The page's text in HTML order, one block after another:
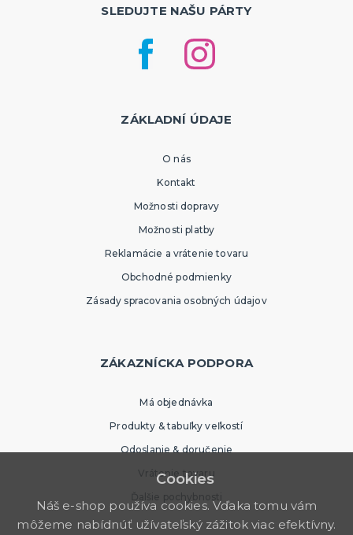
SLEDUJTE NAŠU PÁRTY
ZÁKLADNÍ ÚDAJE
O nás
Kontakt
Možnosti dopravy
Možnosti platby
Reklamácie a vrátenie tovaru
Obchodné podmienky
Zásady spracovania osobných údajov
ZÁKAZNÍCKA PODPORA
Má objednávka
Produkty & tabuľky veľkostí
Odoslanie & doručenie
Vrátenie tovaru
Ďalšie pochybnosti
Cookies
Náš e-shop používa cookies. Vďaka tomu vám
môžeme nabídnúť užívateľský zážitok viac efektívny.